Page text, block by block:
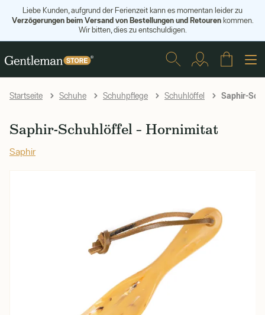
Liebe Kunden, aufgrund der Ferienzeit kann es momentan leider zu
Verzögerungen beim Versand von Bestellungen und Retourenkommen.
Wir bitten, dies zu entschuldigen.
Startseite Schuhe Schuhpflege Schuhlöffel Saphir-
Saphir-Schuhlöffel – Hornimitat
Saphir